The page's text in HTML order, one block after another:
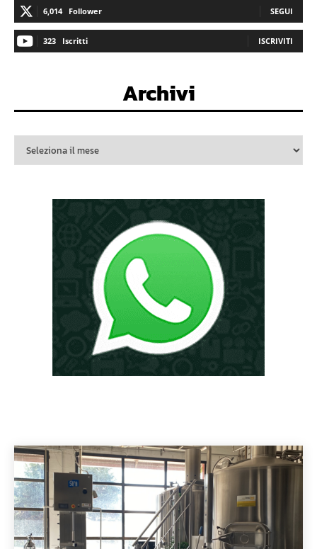
6,014 Follower SEGUI
323 Iscritti ISCRIVITI
Archivi